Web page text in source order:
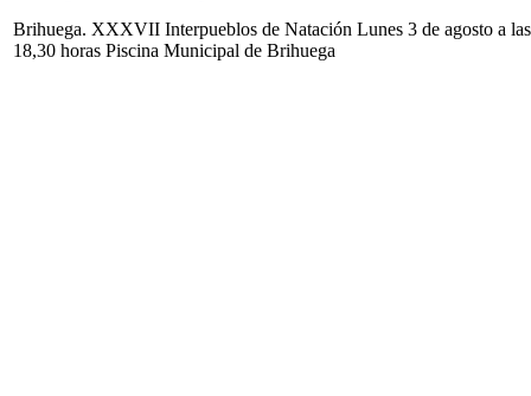
Brihuega. XXXVII Interpueblos de Natación Lunes 3 de agosto a las
18,30 horas Piscina Municipal de Brihuega